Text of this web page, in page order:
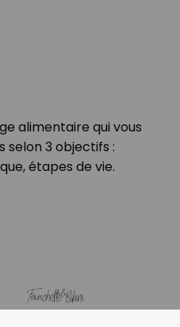
alimentaire qui vous
selon 3 objectifs :
étapes de vie.